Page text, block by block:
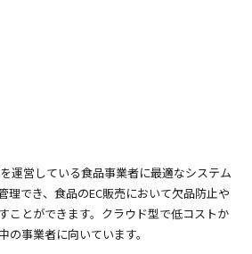
運営している食品事業者に最適なシステム
理でき、食品のEC販売において欠品防止や
ことができます。クラウド型で低コストか
の事業者に向いています。